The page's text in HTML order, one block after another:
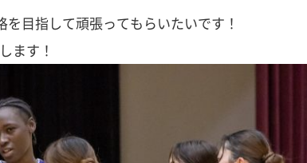
目指して頑張ってもらいたいです！
ます！